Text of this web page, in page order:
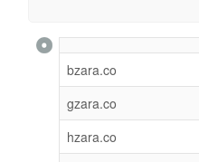
bzara.co
gzara.co
hzara.co